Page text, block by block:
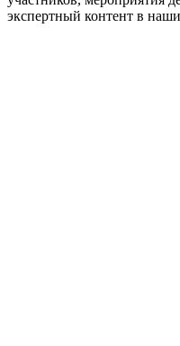
экспертный контент в